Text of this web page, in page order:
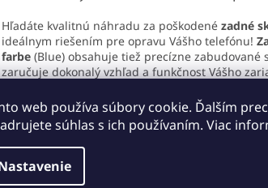
web používa súbory cookie. Ďalším
súhlas s ich používaním. Viac
Hľadáte kvalitnú náhradu za poškodené zadné
ideálnym riešením pre opravu Vášho telefónu!
farbe (Blue) obsahuje tiež precízne zabudované
zaručuje dokonalý vzhľad a funkčnost Vášho
Prečo si vybrať naše zadné sklo pre
Perfektná kompatibilita: Sklo je presne
čo zaručuje jednoduchú montáž a
Integrované sklíčka na fotoaparát
:
potrebné dokupovať jednotlivé komponenty.